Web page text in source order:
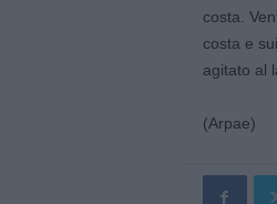
costa.
costa e
agitato al
(Arpae)